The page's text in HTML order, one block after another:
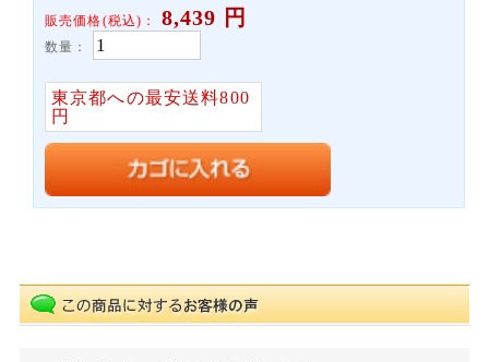
販売価格(税込)： 8,439 円
数量：
東京都への最安送料800
円